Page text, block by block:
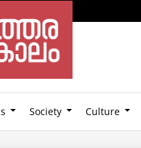
Society Culture